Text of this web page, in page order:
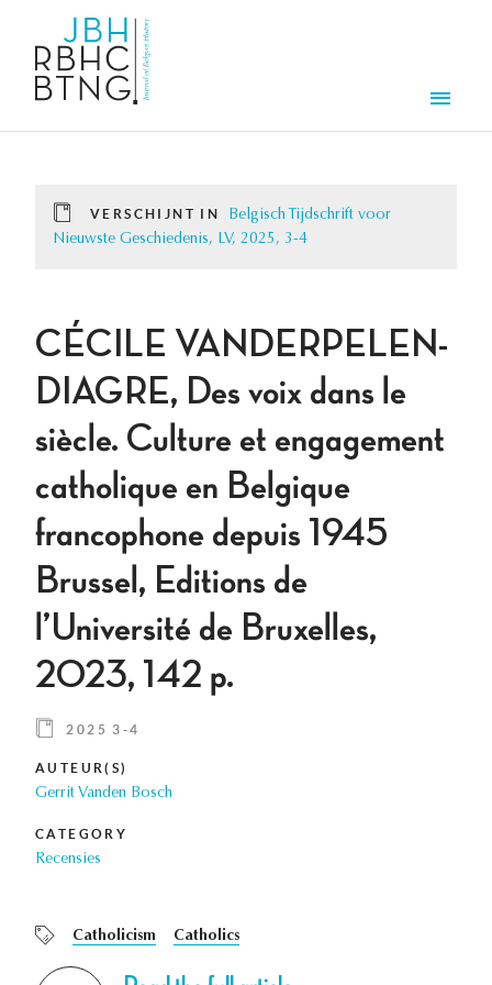
VERSCHIJNT IN
Belgisch Tijdschrift voor
Nieuwste Geschiedenis, LV, 2025, 3-4
CÉCILE VANDERPELEN-
DIAGRE, Des voix dans le
siècle. Culture et engagement
catholique en Belgique
francophone depuis 1945
Brussel, Editions de
l’Université de Bruxelles,
2023, 142 p.
2025 3-4
AUTEUR(S)
Gerrit Vanden Bosch
CATEGORY
Recensies
Catholicism Catholics